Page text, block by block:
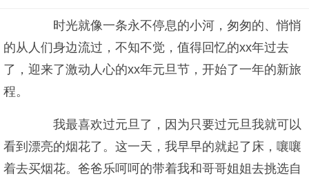
时光就像一条永不停息的小河，匆匆的、悄悄
的从人们身边流过，不知不觉，值得回忆的xx年过去
了，迎来了激动人心的xx年元旦节，开始了一年的新旅
程。
我最喜欢过元旦了，因为只要过元旦我就可以
看到漂亮的烟花了。这一天，我早早的就起了床，嚷嚷
着去买烟花。爸爸乐呵呵的带着我和哥哥姐姐去挑选自